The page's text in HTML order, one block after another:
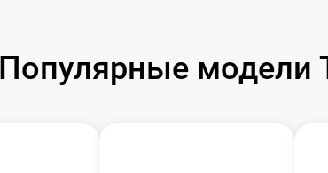
Популярные модели